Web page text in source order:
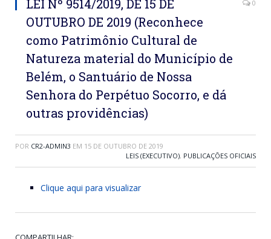
LEI Nº 9514/2019, DE 15 DE
OUTUBRO DE 2019 (Reconhece
como Patrimônio Cultural de
Natureza material do Município de
Belém, o Santuário de Nossa
Senhora do Perpétuo Socorro, e dá
outras providências)
0
POR CR2-ADMIN3 EM 15 DE OUTUBRO DE 2019
LEIS (EXECUTIVO), PUBLICAÇÕES OFICIAIS
Clique aqui para visualizar